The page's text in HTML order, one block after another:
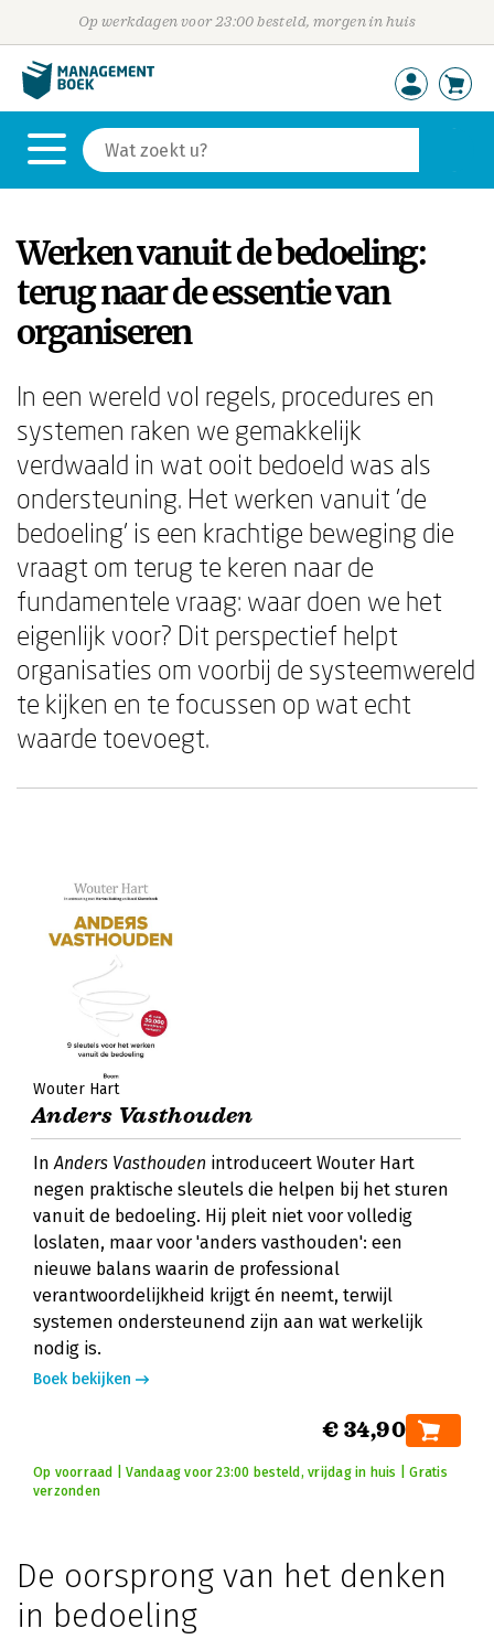
Op werkdagen voor 23:00 besteld, morgen in huis
Werken vanuit de bedoeling:
terug naar de essentie van
organiseren
In een wereld vol regels, procedures en
systemen raken we gemakkelijk
verdwaald in wat ooit bedoeld was als
ondersteuning. Het werken vanuit 'de
bedoeling' is een krachtige beweging die
vraagt om terug te keren naar de
fundamentele vraag: waar doen we het
eigenlijk voor? Dit perspectief helpt
organisaties om voorbij de systeemwereld
te kijken en te focussen op wat echt
waarde toevoegt.
Wouter Hart
Anders Vasthouden
InAnders Vasthouden introduceert Wouter Hart
negen praktische sleutels die helpen bij het sturen
vanuit de bedoeling. Hij pleit niet voor volledig
loslaten, maar voor 'anders vasthouden': een
nieuwe balans waarin de professional
verantwoordelijkheid krijgt én neemt, terwijl
systemen ondersteunend zijn aan wat werkelijk
nodig is.
Boek bekijken
€ 34,90
Op voorraad | Vandaag voor 23:00 besteld, vrijdag in huis | Gratis
verzonden
De oorsprong van het denken
in bedoeling